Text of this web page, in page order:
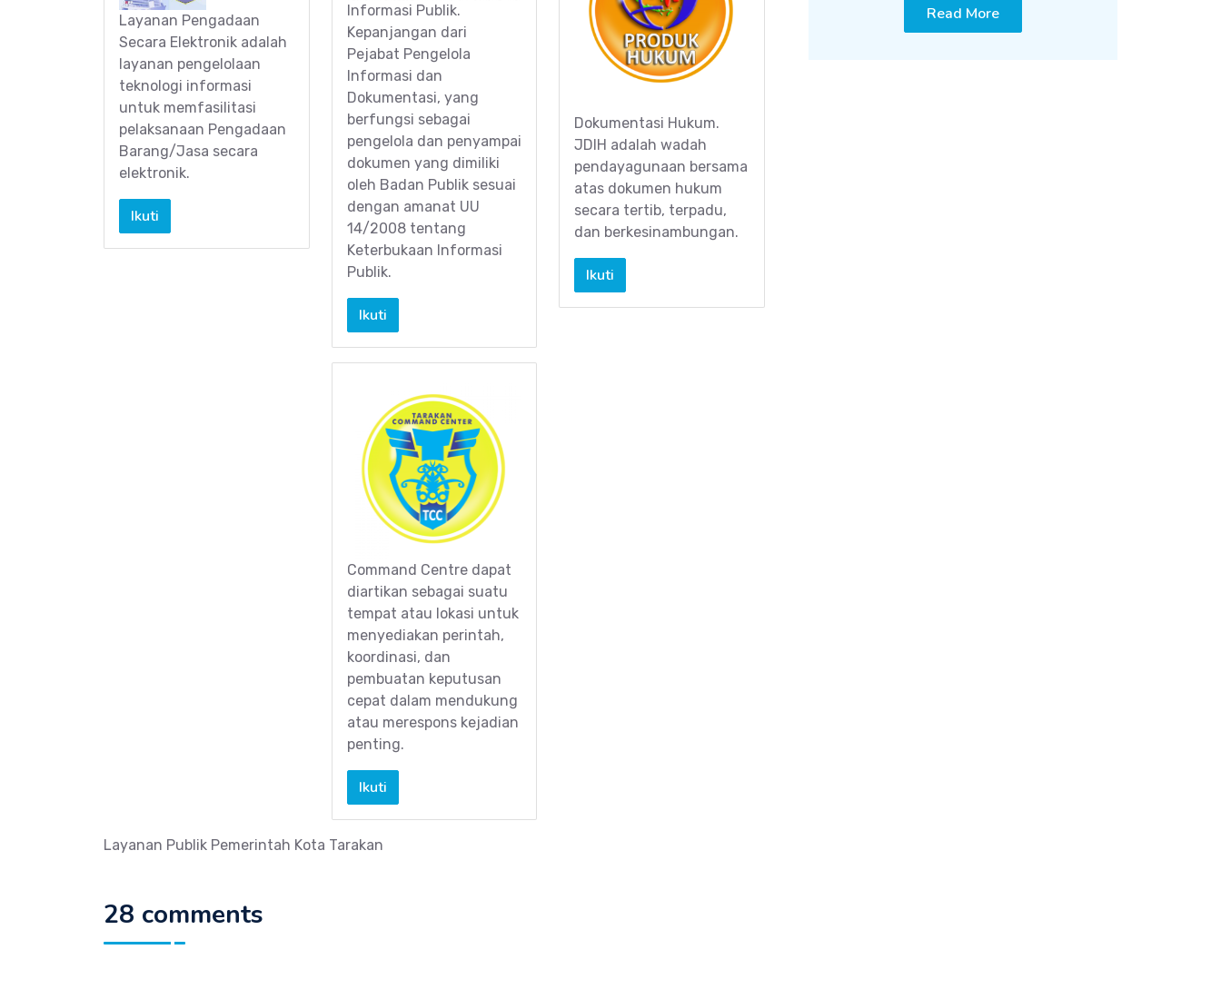
Layanan Pengadaan
Secara Elektronik adalah
layanan pengelolaan
teknologi informasi
untuk memfasilitasi
pelaksanaan Pengadaan
Barang/Jasa secara
elektronik.
Ikuti
Informasi Publik.
Kepanjangan dari
Pejabat Pengelola
Informasi dan
Dokumentasi, yang
berfungsi sebagai
pengelola dan penyampai
dokumen yang dimiliki
oleh Badan Publik sesuai
dengan amanat UU
14/2008 tentang
Keterbukaan Informasi
Publik.
Ikuti
Dokumentasi Hukum.
JDIH adalah wadah
pendayagunaan bersama
atas dokumen hukum
secara tertib, terpadu,
dan berkesinambungan.
Ikuti
Command Centre dapat
diartikan sebagai suatu
tempat atau lokasi untuk
menyediakan perintah,
koordinasi, dan
pembuatan keputusan
cepat dalam mendukung
atau merespons kejadian
penting.
Ikuti
Layanan Publik Pemerintah Kota Tarakan
28 comments
Read More